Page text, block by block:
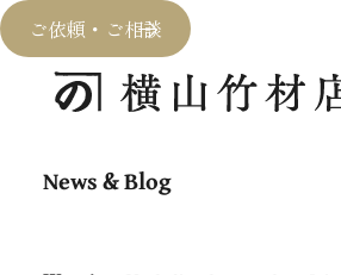
ご依頼・ご相談
News & Blog